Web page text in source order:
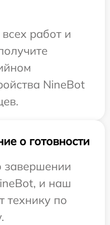
работ и
NineBot
о готовности
и наш
технику по